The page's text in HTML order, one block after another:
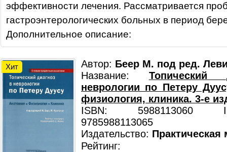
эффективности лечения. Рассматривается
гастроэнтерологических больных в период
Дополнительное описание:
Хит Автор: Беер М. под ред.
Название:
неврологии по Петеру
физиология, клиника. 3-е
ISBN: 5988113060
9785988113065
Издательство: Практическая
Рейтинг: